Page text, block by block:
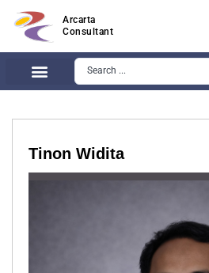
Arcarta
Consultant
Tinon Widita